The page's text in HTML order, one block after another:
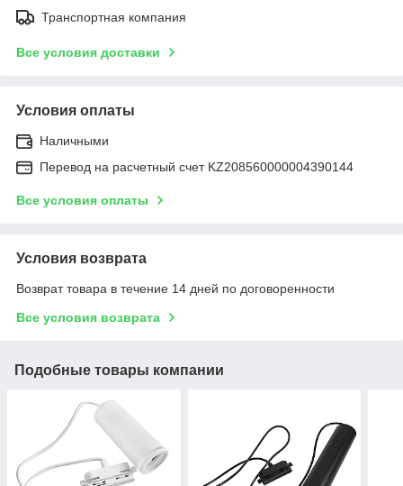
Транспортная компания
Все условия доставки
Условия оплаты
Наличными
Перевод на расчетный счет KZ208560000004390144
Все условия оплаты
Условия возврата
Возврат товара в течение 14 дней по договоренности
Все условия возврата
Подобные товары компании